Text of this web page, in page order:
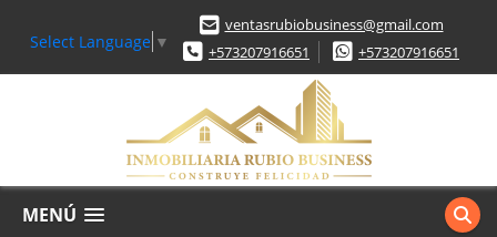
Select Language ▼
ventasrubiobusiness@gmail.com
+573207916651
+573207916651
MENÚ